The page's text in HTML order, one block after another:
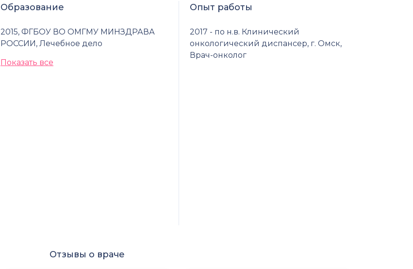
Образование
2015, ФГБОУ ВО ОМГМУ МИНЗДРАВА
РОССИИ, Лечебное дело
Показать все
Опыт работы
2017 - по н.в. Клинический
онкологический диспансер, г. Омск,
Врач-онколог
Отзывы о враче